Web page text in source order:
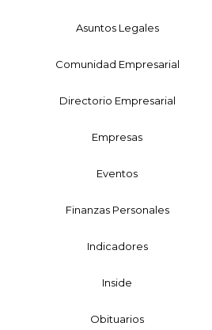
Asuntos Legales
Comunidad Empresarial
Directorio Empresarial
Empresas
Eventos
Finanzas Personales
Indicadores
Inside
Obituarios